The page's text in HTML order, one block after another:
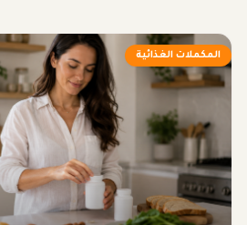
المكملات الغذائية